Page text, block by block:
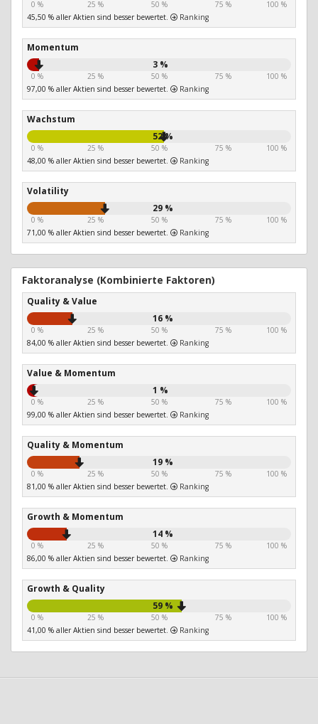
0 % 25 % 50 % 75 %
100 %
45,50 % aller Aktien sind besser bewertet.
Ranking
Momentum
3 %
0 % 25 % 50 % 75 %
100 %
97,00 % aller Aktien sind besser bewertet.
Ranking
Wachstum
52 %
0 % 25 % 50 % 75 %
100 %
48,00 % aller Aktien sind besser bewertet.
Ranking
Volatility
29 %
0 % 25 % 50 % 75 %
100 %
71,00 % aller Aktien sind besser bewertet.
Ranking
Faktoranalyse (Kombinierte Faktoren)
Quality & Value
16 %
0 % 25 % 50 % 75 %
100 %
84,00 % aller Aktien sind besser bewertet.
Ranking
Value & Momentum
1 %
0 % 25 % 50 % 75 %
100 %
99,00 % aller Aktien sind besser bewertet.
Ranking
Quality & Momentum
19 %
0 % 25 % 50 % 75 %
100 %
81,00 % aller Aktien sind besser bewertet.
Ranking
Growth & Momentum
14 %
0 % 25 % 50 % 75 %
100 %
86,00 % aller Aktien sind besser bewertet.
Ranking
Growth & Quality
59 %
0 % 25 % 50 % 75 %
100 %
41,00 % aller Aktien sind besser bewertet.
Ranking